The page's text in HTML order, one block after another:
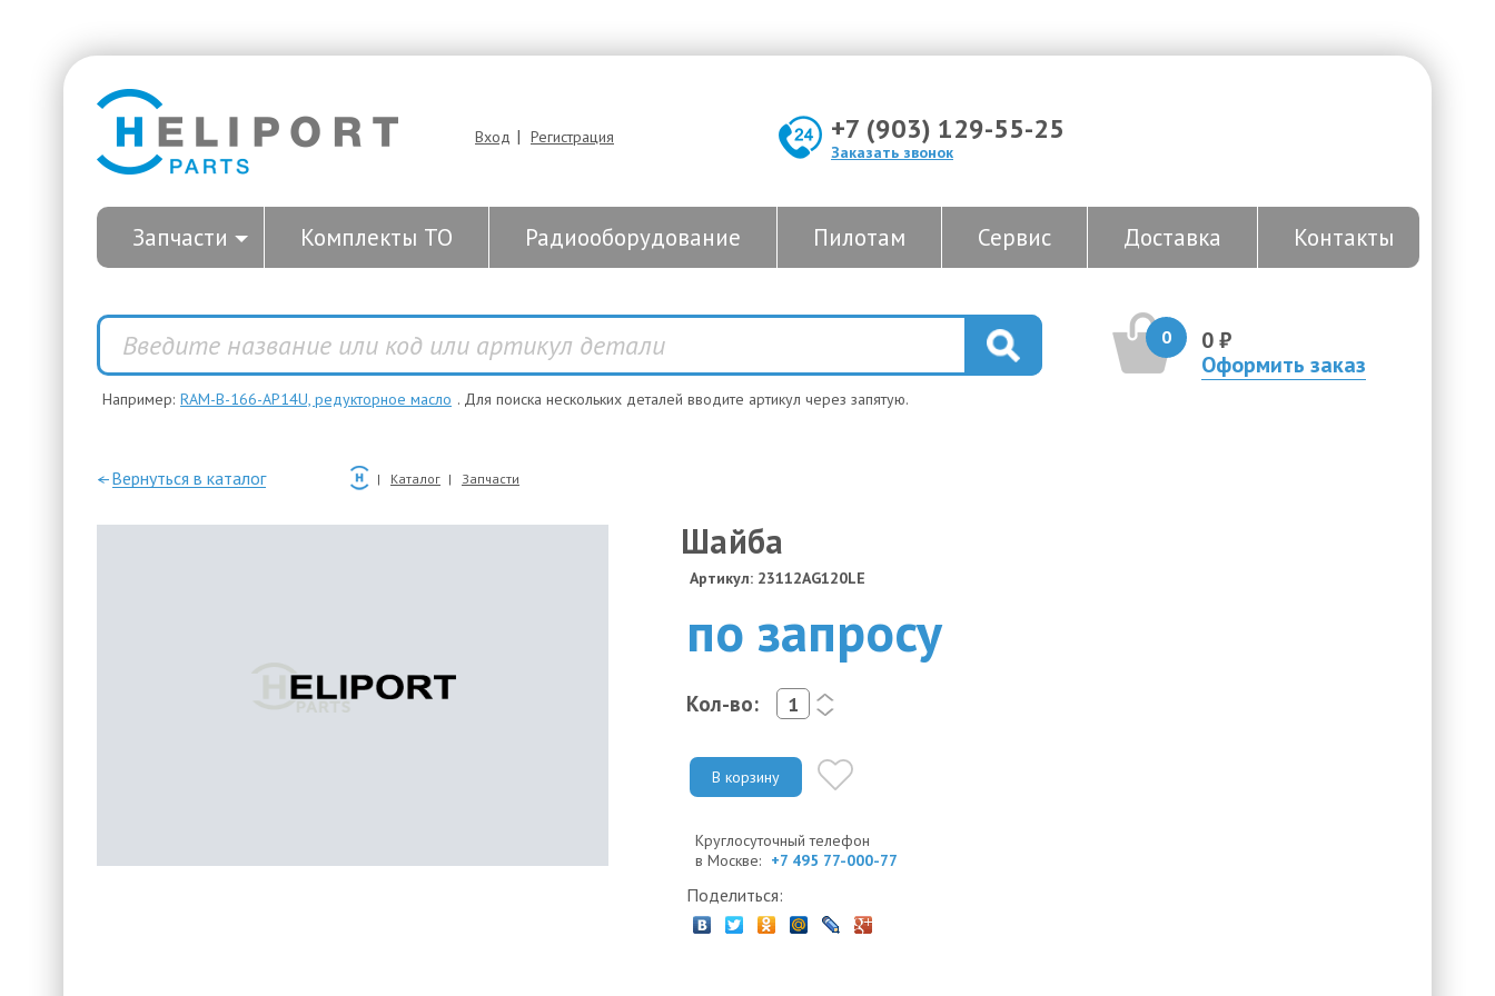
Вход | Регистрация +7 (903) 129-55-25
Заказать звонок
Запчасти Комплекты ТО Радиооборудование Пилотам Сервис Доставка Контакты
0
0 ₽
Оформить заказ
Например: RAM-B-166-AP14U, редукторное масло . Для поиска нескольких деталей вводите артикул через запятую.
—Вернуться в каталог Каталог Запчасти
Шайба
Артикул: 23112AG120LE
по запросу
Кол-во:
<
>
В корзину
Круглосуточный телефон
в Москве: +7 495 77-000-77
Поделиться: